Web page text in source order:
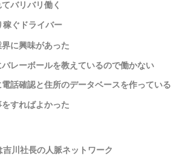
バリバリ働く
稼ぐドライバー
に興味があった
レーボールを教えているので働かない
話確認と住所のデータベースを作っている
すればよかった
川社長の人脈ネットワーク